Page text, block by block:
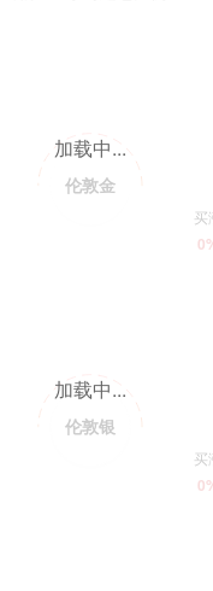
加载中...
伦敦金
买
加载中...
伦敦银
买